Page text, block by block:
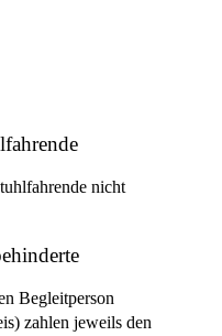
nicht
Begleitperson
zahlen jeweils den